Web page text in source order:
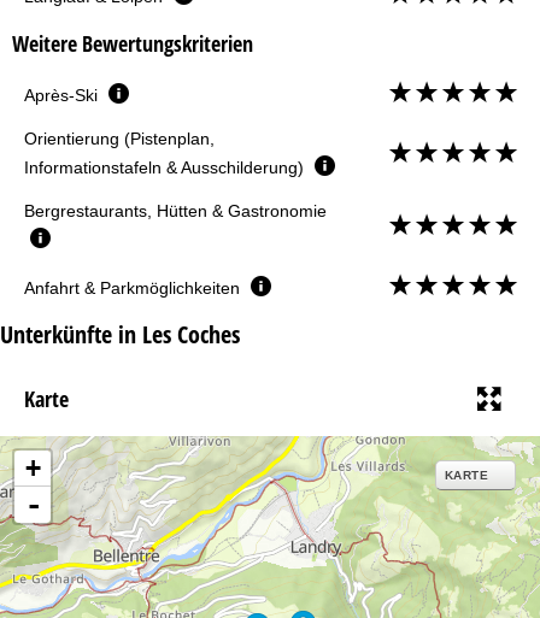
Weitere Bewertungskriterien
Après-Ski
Orientierung (Pistenplan,
Informationstafeln & Ausschilderung)
Bergrestaurants, Hütten & Gastronomie
Anfahrt & Parkmöglichkeiten
Unterkünfte in Les Coches
Karte
+
-
KARTE